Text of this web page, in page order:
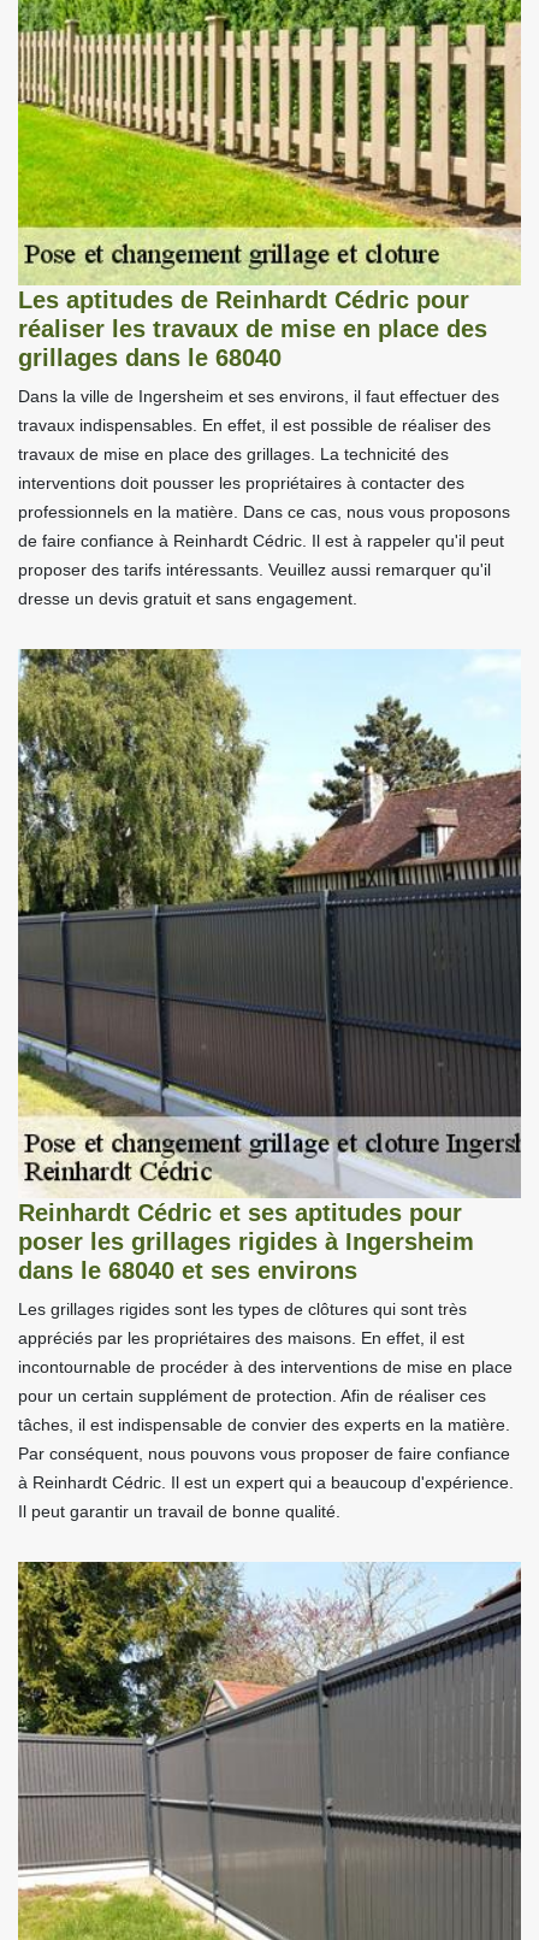
Les aptitudes de Reinhardt Cédric pour
réaliser les travaux de mise en place des
grillages dans le 68040
Dans la ville de Ingersheim et ses environs, il faut effectuer des
travaux indispensables. En effet, il est possible de réaliser des
travaux de mise en place des grillages. La technicité des
interventions doit pousser les propriétaires à contacter des
professionnels en la matière. Dans ce cas, nous vous proposons
de faire confiance à Reinhardt Cédric. Il est à rappeler qu'il peut
proposer des tarifs intéressants. Veuillez aussi remarquer qu'il
dresse un devis gratuit et sans engagement.
Reinhardt Cédric et ses aptitudes pour
poser les grillages rigides à Ingersheim
dans le 68040 et ses environs
Les grillages rigides sont les types de clôtures qui sont très
appréciés par les propriétaires des maisons. En effet, il est
incontournable de procéder à des interventions de mise en place
pour un certain supplément de protection. Afin de réaliser ces
tâches, il est indispensable de convier des experts en la matière.
Par conséquent, nous pouvons vous proposer de faire confiance
à Reinhardt Cédric. Il est un expert qui a beaucoup d'expérience.
Il peut garantir un travail de bonne qualité.